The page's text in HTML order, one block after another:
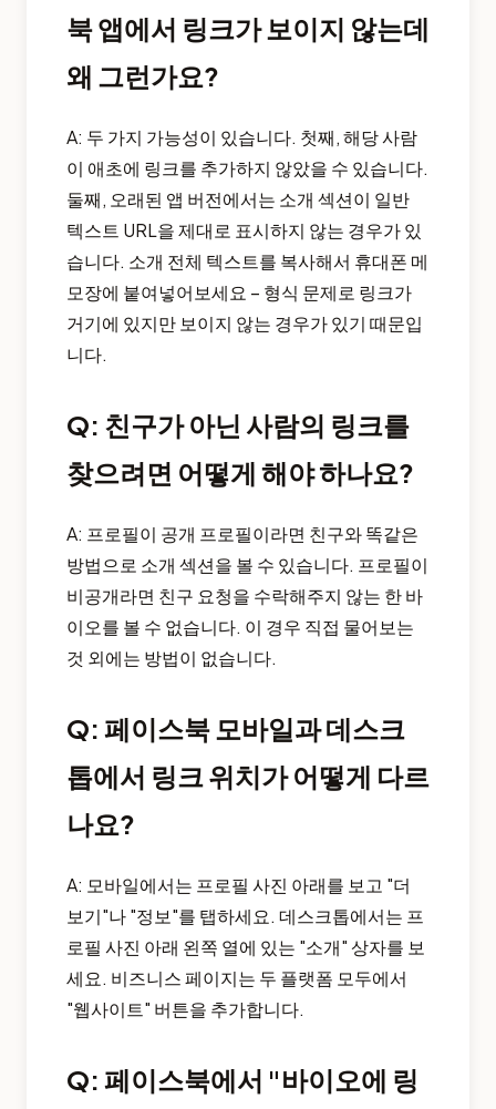
북 앱에서 링크가 보이지 않는데
왜 그런가요?
A: 두 가지 가능성이 있습니다. 첫째, 해당 사람
이 애초에 링크를 추가하지 않았을 수 있습니다.
둘째, 오래된 앱 버전에서는 소개 섹션이 일반
텍스트 URL을 제대로 표시하지 않는 경우가 있
습니다. 소개 전체 텍스트를 복사해서 휴대폰 메
모장에 붙여넣어보세요 – 형식 문제로 링크가
거기에 있지만 보이지 않는 경우가 있기 때문입
니다.
Q: 친구가 아닌 사람의 링크를
찾으려면 어떻게 해야 하나요?
A: 프로필이 공개 프로필이라면 친구와 똑같은
방법으로 소개 섹션을 볼 수 있습니다. 프로필이
비공개라면 친구 요청을 수락해주지 않는 한 바
이오를 볼 수 없습니다. 이 경우 직접 물어보는
것 외에는 방법이 없습니다.
Q: 페이스북 모바일과 데스크
톱에서 링크 위치가 어떻게 다르
나요?
A: 모바일에서는 프로필 사진 아래를 보고 "더
보기"나 "정보"를 탭하세요. 데스크톱에서는 프
로필 사진 아래 왼쪽 열에 있는 "소개" 상자를 보
세요. 비즈니스 페이지는 두 플랫폼 모두에서
"웹사이트" 버튼을 추가합니다.
Q: 페이스북에서 "바이오에 링